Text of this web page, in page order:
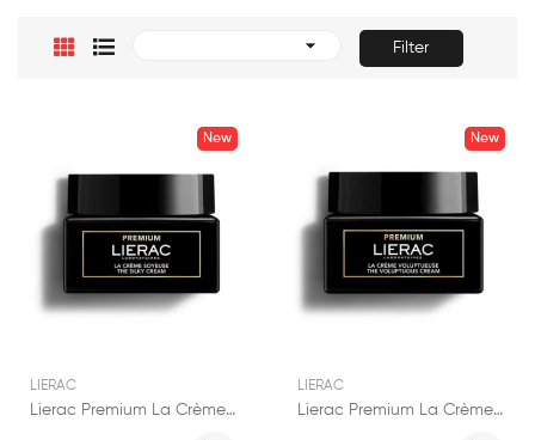
 Filter
New
LIERAC
Lierac Premium La Crème Soyeuse 50ml
New
LIERAC
Lierac Premium La Crème Voluptueuse 50ml